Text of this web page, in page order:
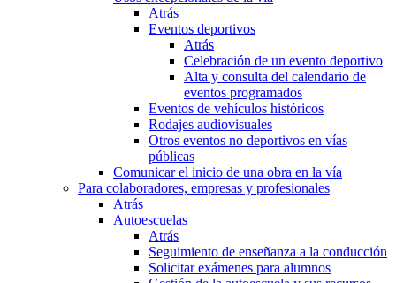
Atrás
Eventos deportivos
Atrás
Celebración de un evento deportivo
Alta y consulta del calendario de
eventos programados
Eventos de vehículos históricos
Rodajes audiovisuales
Otros eventos no deportivos en vías
públicas
Comunicar el inicio de una obra en la vía
Para colaboradores, empresas y profesionales
Atrás
Autoescuelas
Atrás
Seguimiento de enseñanza a la conducción
Solicitar exámenes para alumnos